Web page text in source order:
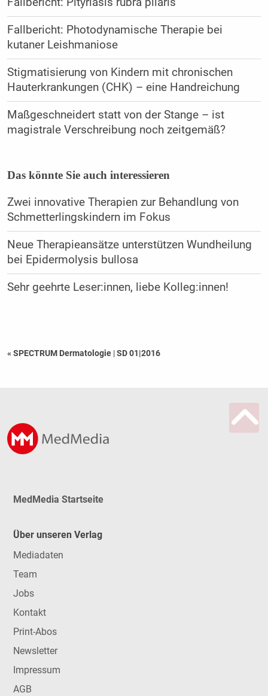
Fallbericht: Photodynamische Therapie bei
kutaner Leishmaniose
Stigmatisierung von Kindern mit chronischen
Hauterkrankungen (CHK) – eine Handreichung
Maßgeschneidert statt von der Stange – ist
magistrale Verschreibung noch zeitgemäß?
Das könnte Sie auch interessieren
Zwei innovative Therapien zur Behandlung von
Schmetterlingskindern im Fokus
Neue Therapieansätze unterstützen Wundheilung
bei Epidermolysis bullosa
Sehr geehrte Leser:innen, liebe Kolleg:innen!
« SPECTRUM Dermatologie |SD 01|2016
MedMedia Startseite
Über unseren Verlag
Mediadaten
Team
Jobs
Kontakt
Print-Abos
Newsletter
Impressum
AGB